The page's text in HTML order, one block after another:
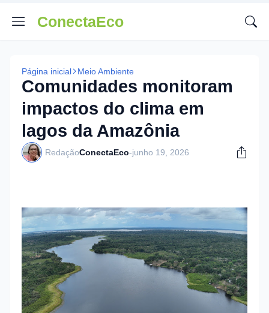
ConectaEco
Página inicial Meio Ambiente
Comunidades monitoram
impactos do clima em
lagos da Amazônia
RedaçãoConectaEco-junho 19, 2026